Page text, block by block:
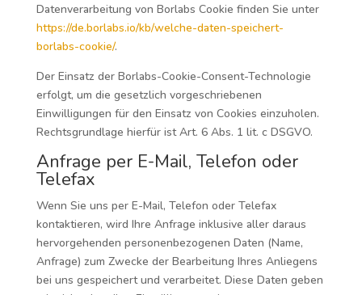
Datenverarbeitung von Borlabs Cookie finden Sie unter
https://de.borlabs.io/kb/welche-daten-speichert-
borlabs-cookie/.
Der Einsatz der Borlabs-Cookie-Consent-Technologie
erfolgt, um die gesetzlich vorgeschriebenen
Einwilligungen für den Einsatz von Cookies einzuholen.
Rechtsgrundlage hierfür ist Art. 6 Abs. 1 lit. c DSGVO.
Anfrage per E-Mail, Telefon oder
Telefax
Wenn Sie uns per E-Mail, Telefon oder Telefax
kontaktieren, wird Ihre Anfrage inklusive aller daraus
hervorgehenden personenbezogenen Daten (Name,
Anfrage) zum Zwecke der Bearbeitung Ihres Anliegens
bei uns gespeichert und verarbeitet. Diese Daten geben